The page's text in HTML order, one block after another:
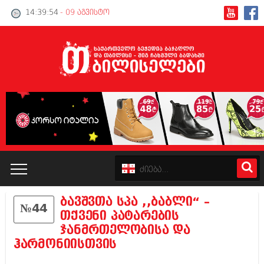
14:39:55 - 09 აგვისტო
კატალოგი
პოლიტიკა
№44
ბავშვთა სპა ,,ბაბლი“ –
თქვენი პატარების
ჯანმრთელობისა და
ჰარმონიისთვის